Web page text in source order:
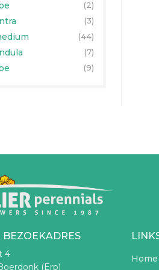
(2)
(3)
(44)
(7)
(9)
BEZOEKADRES
4
(Erp)
Home